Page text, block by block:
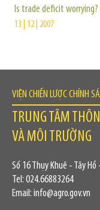
Is trade deficit worrying?
13 | 12 | 2007
VIỆN CHIẾN LƯỢC CHÍNH
TRUNG TÂM
VÀ MÔI TRƯỜNG
Số 16 Thụy Khuê - Tây Hồ
Tel: 024.66883264
Email: info@agro.gov.vn